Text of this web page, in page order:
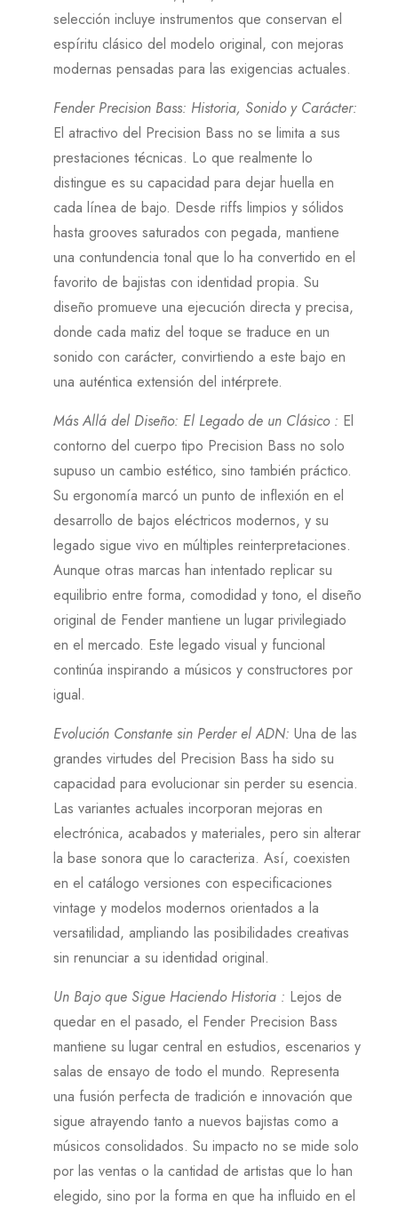
selección incluye instrumentos que conservan el
espíritu clásico del modelo original, con mejoras
modernas pensadas para las exigencias actuales.
Fender Precision Bass: Historia, Sonido y Carácter:
El atractivo del Precision Bass no se limita a sus
prestaciones técnicas. Lo que realmente lo
distingue es su capacidad para dejar huella en
cada línea de bajo. Desde riffs limpios y sólidos
hasta grooves saturados con pegada, mantiene
una contundencia tonal que lo ha convertido en el
favorito de bajistas con identidad propia. Su
diseño promueve una ejecución directa y precisa,
donde cada matiz del toque se traduce en un
sonido con carácter, convirtiendo a este bajo en
una auténtica extensión del intérprete.
Más Allá del Diseño: El Legado de un Clásico : El
contorno del cuerpo tipo Precision Bass no solo
supuso un cambio estético, sino también práctico.
Su ergonomía marcó un punto de inflexión en el
desarrollo de bajos eléctricos modernos, y su
legado sigue vivo en múltiples reinterpretaciones.
Aunque otras marcas han intentado replicar su
equilibrio entre forma, comodidad y tono, el diseño
original de Fender mantiene un lugar privilegiado
en el mercado. Este legado visual y funcional
continúa inspirando a músicos y constructores por
igual.
Evolución Constante sin Perder el ADN: Una de las
grandes virtudes del Precision Bass ha sido su
capacidad para evolucionar sin perder su esencia.
Las variantes actuales incorporan mejoras en
electrónica, acabados y materiales, pero sin alterar
la base sonora que lo caracteriza. Así, coexisten
en el catálogo versiones con especificaciones
vintage y modelos modernos orientados a la
versatilidad, ampliando las posibilidades creativas
sin renunciar a su identidad original.
Un Bajo que Sigue Haciendo Historia : Lejos de
quedar en el pasado, el Fender Precision Bass
mantiene su lugar central en estudios, escenarios y
salas de ensayo de todo el mundo. Representa
una fusión perfecta de tradición e innovación que
sigue atrayendo tanto a nuevos bajistas como a
músicos consolidados. Su impacto no se mide solo
por las ventas o la cantidad de artistas que lo han
elegido, sino por la forma en que ha influido en el